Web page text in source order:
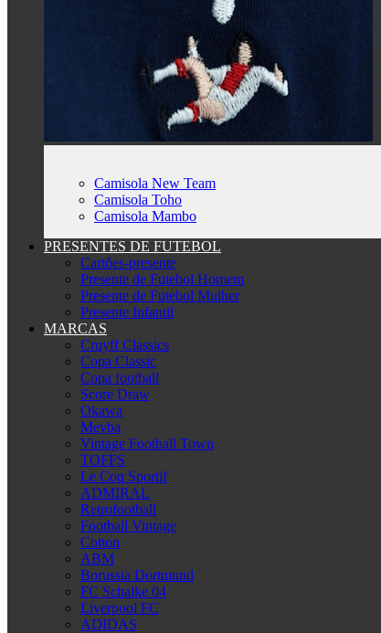
Camisola New Team
Camisola Toho
Camisola Mambo
PRESENTES DE FUTEBOL
Cartões-presente
Presente de Futebol Homem
Presente de Futebol Mulher
Presente Infantil
MARCAS
Cruyff Classics
Copa Classic
Copa football
Score Draw
Okawa
Meyba
Vintage Football Town
TOFFS
Le Coq Sportif
ADMIRAL
Retrofootball
Football Vintage
Cotton
ABM
Borussia Dortmund
FC Schalke 04
Liverpool FC
ADIDAS